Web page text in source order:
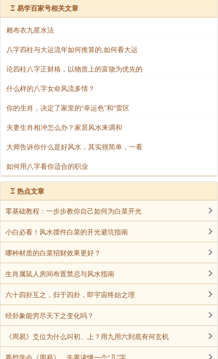
Ξ 易学百家号相关文章
赖布衣九星水法
八字四柱与大运流年如何推算的,如何看大运
论四柱八字正财格，以物质上的富饶为优先的
什么样的八字女命风流多情？
你的生肖，决定了家里的“幸运色”和“雷区
夫妻生肖相冲怎么办？家居风水来调和
大师告诉你什么是好风水，其实很简单，一看
如何用八字看你适合的职业
Ξ 热点文章
零基础教程：一步步教你自己如何为白菜开光
小白必看！风水摆件白菜的开光避坑指南
哪种材质的白菜招财效果更好？
生肖属鼠人房间布置禁忌与风水指南
六十四卦互之，归于四卦，即宇宙终始之理
经卦象能穷尽天下之变化吗？
《周易》爻位为什么叫初、上？用九用六到底有何玄机
要想学会《周易》，先要读懂一个“几”字